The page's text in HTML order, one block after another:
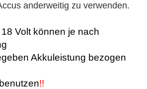
anderweitig zu verwenden.
Volt können je nach
Akkuleistung bezogen
!!